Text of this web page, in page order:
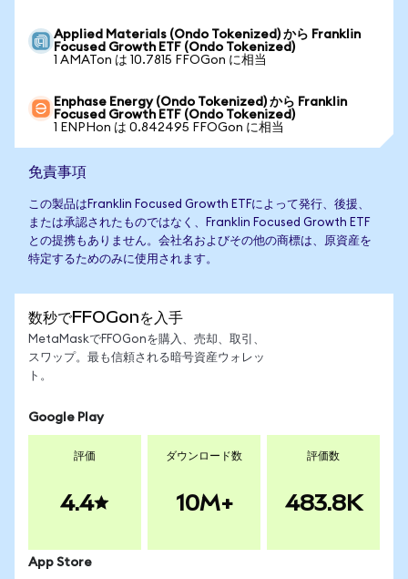
Applied Materials (Ondo Tokenized) から Franklin
Focused Growth ETF (Ondo Tokenized)
1 AMATon は 10.7815 FFOGon に相当
Enphase Energy (Ondo Tokenized) から Franklin
Focused Growth ETF (Ondo Tokenized)
1 ENPHon は 0.842495 FFOGon に相当
免責事項
この製品はFranklin Focused Growth ETFによって発行、後援、
または承認されたものではなく、Franklin Focused Growth ETF
との提携もありません。会社名およびその他の商標は、原資産を
特定するためのみに使用されます。
数秒でFFOGonを入手
MetaMaskでFFOGonを購入、売却、取引、
スワップ。最も信頼される暗号資産ウォレッ
ト。
Google Play
評価
4.4
ダウンロード数
10M+
評価数
483.8K
App Store